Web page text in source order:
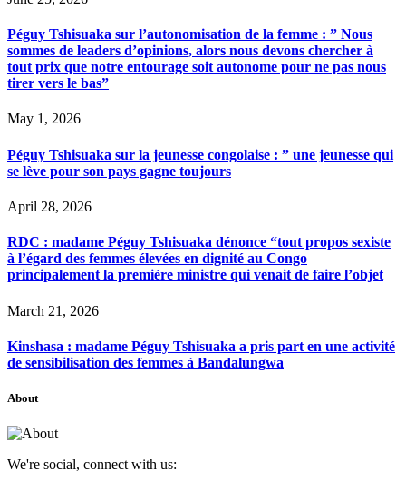
Péguy Tshisuaka sur l’autonomisation de la femme : ” Nous
sommes de leaders d’opinions, alors nous devons chercher à
tout prix que notre entourage soit autonome pour ne pas nous
tirer vers le bas”
May 1, 2026
Péguy Tshisuaka sur la jeunesse congolaise : ” une jeunesse qui
se lève pour son pays gagne toujours
April 28, 2026
RDC : madame Péguy Tshisuaka dénonce “tout propos sexiste
à l’égard des femmes élevées en dignité au Congo
principalement la première ministre qui venait de faire l’objet
March 21, 2026
Kinshasa : madame Péguy Tshisuaka a pris part en une activité
de sensibilisation des femmes à Bandalungwa
About
We're social, connect with us: